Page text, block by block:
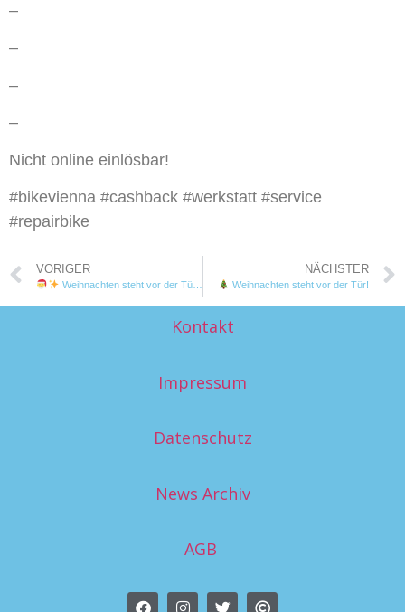
–
–
–
–
Nicht online einlösbar!
#bikevienna #cashback #werkstatt #service
#repairbike
VORIGER
Weihnachten steht vor der Tür – und du suchst noch ein Geschenk mit Wow-Effekt?
NÄCHSTER
Weihnachten steht vor der Tür!
Kontakt
Impressum
Datenschutz
News Archiv
AGB